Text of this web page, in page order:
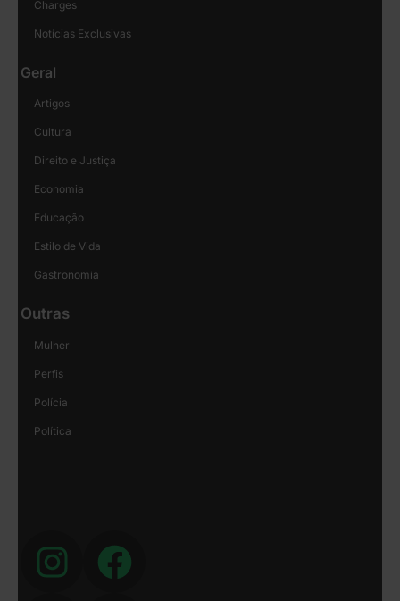
Charges
Notícias Exclusivas
Geral
Artigos
Cultura
Direito e Justiça
Economia
Educação
Estilo de Vida
Gastronomia
Outras
Mulher
Perfis
Polícia
Política